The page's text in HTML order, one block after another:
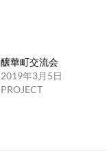
釀華町交流会
2019年3月5日
PROJECT